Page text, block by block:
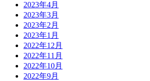
2023年4月
2023年3月
2023年2月
2023年1月
2022年12月
2022年11月
2022年10月
2022年9月